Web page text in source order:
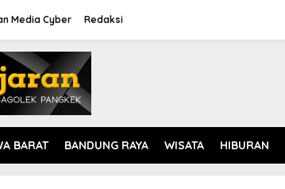
Media Cyber Redaksi
BARAT BANDUNG RAYA WISATA HIBURAN